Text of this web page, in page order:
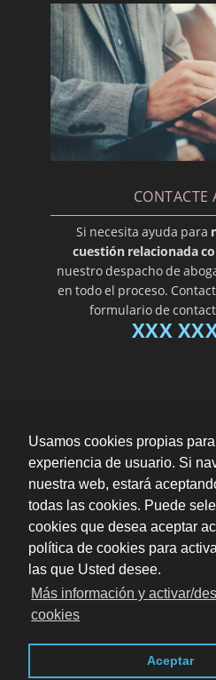
Usamos cookies propias
experiencia de usuario. Si
nuestra web, estará
todas las cookies. Puede
cookies que desea aceptar
política de cookies para
las que Usted desee.
Más información y activar/
cookies
Aceptar
Contáctenos
CONTACTE
Si necesita ayuda para
cuestión relacionada
nuestro despacho de
en todo el proceso.
formulario de
XXX
"Me ayudaron a resolver
una herencia de forma
porRamón Gonzalvo
Enviar
· En toda Zaragoza ·
de cookies ·